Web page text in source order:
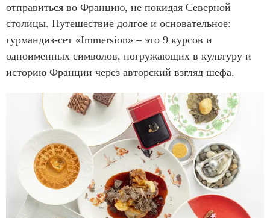
отправиться во Францию, не покидая Северной
столицы. Путешествие долгое и основательное:
гурмандиз-сет «Immersion» – это 9 курсов и
одноименных символов, погружающих в культуру и
историю Франции через авторский взгляд шефа.